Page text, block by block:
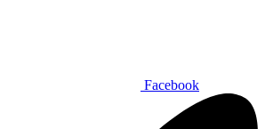
Facebook